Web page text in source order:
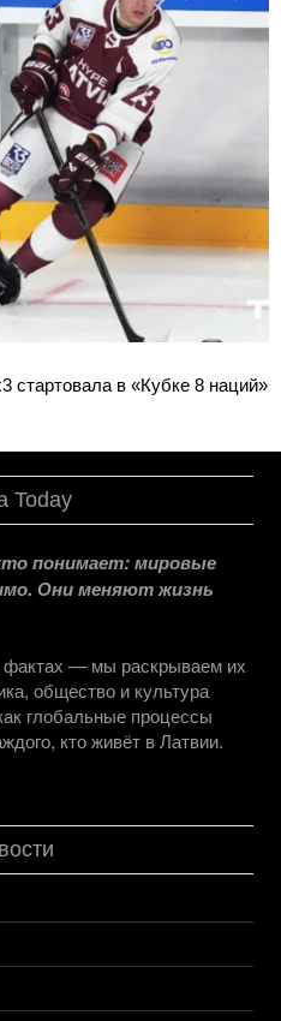
стартовала в «Кубке 8 наций»
Today
понимает: мировые
Они меняют жизнь
— мы раскрываем их
общество и культура
глобальные процессы
кто живёт в Латвии.